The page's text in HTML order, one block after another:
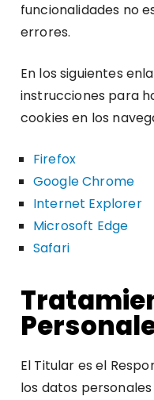
funcionalidades no
errores.
En los siguientes
instrucciones para
cookies en los
Firefox
Google Chrome
Internet Explorer
Microsoft Edge
Safari
El Titular es el
los datos